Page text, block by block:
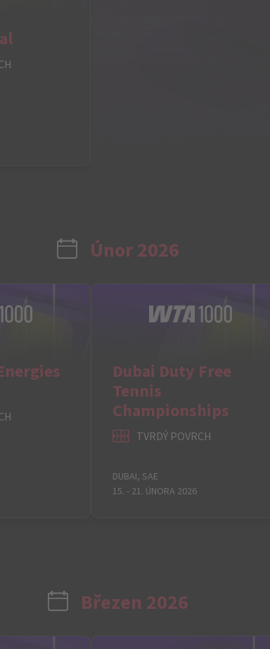
Únor 2026
Dubai Duty Free
Tennis
Championships
TVRDÝ POVRCH
DUBAI, SAE
15. - 21. ÚNORA 2026
Březen 2026